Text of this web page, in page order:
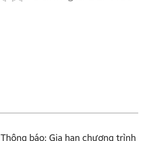
Thông báo: Gia hạn chương trình